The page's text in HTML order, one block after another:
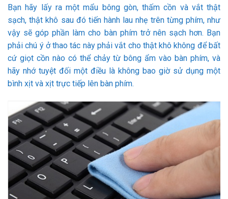
Bạn hãy lấy ra một mẩu bông gòn, thấm cồn và vắt thật
sạch, thật khô sau đó tiến hành lau nhẹ trên từng phím, như
vậy sẽ góp phần làm cho bàn phím trở nên sạch hơn. Bạn
phải chú ý ở thao tác này phải vắt cho thật khô không để bất
cứ giọt cồn nào có thể chảy từ bông ẩm vào bàn phím, và
hãy nhớ tuyệt đối một điều là không bao giờ sử dụng một
bình xịt và xịt trực tiếp lên bàn phím.